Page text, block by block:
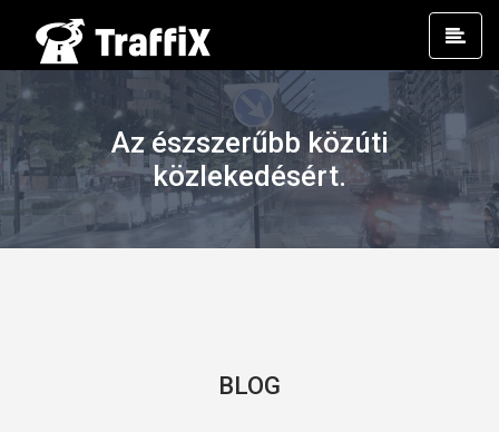
Az észszerűbb közúti
közlekedésért.
BLOG